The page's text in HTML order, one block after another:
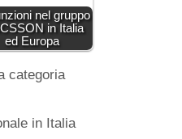
nel gruppo
in Italia
ed Europa
categoria
in Italia